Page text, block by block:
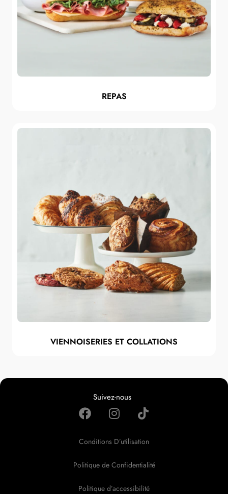
REPAS
VIENNOISERIES ET COLLATIONS
Suivez-nous
Conditions D’utilisation
Politique de Confidentialité
Politique d’accessibilité